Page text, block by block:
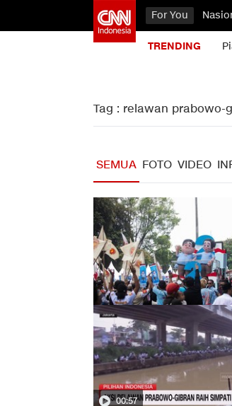
For You
TRENDING
Tag : relawan prabowo-
SEMUA FOTO VIDEO
00:57